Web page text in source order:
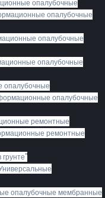
опалубочные
опалубочные
опалубочные
опалубочные
опалубочные
опалубочные
ремонтные
ремонтные
опалубочные мембранные